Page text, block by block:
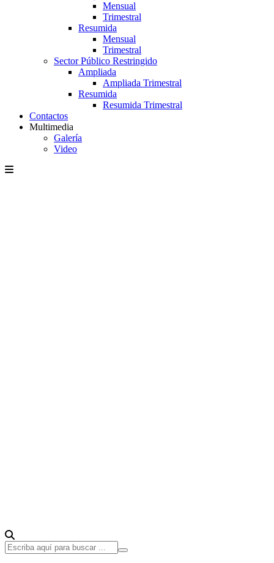
Mensual
Trimestral
Resumida
Mensual
Trimestral
Sector Público Restringido
Ampliada
Ampliada Trimestral
Resumida
Resumida Trimestral
Contactos
Multimedia
Galería
Video